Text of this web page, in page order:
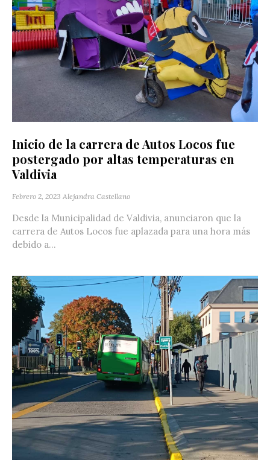
Inicio de la carrera de Autos Locos fue
postergado por altas temperaturas en
Valdivia
Febrero 2, 2023 Alejandra Castellano
Desde la Municipalidad de Valdivia, anunciaron que la
carrera de Autos Locos fue aplazada para una hora más
debido a...